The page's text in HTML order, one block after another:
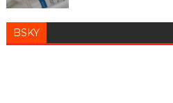
BSKY